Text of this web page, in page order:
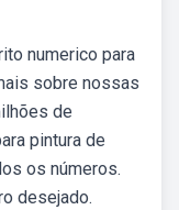
numerico para
sobre nossas
de
pintura de
os números.
desejado.